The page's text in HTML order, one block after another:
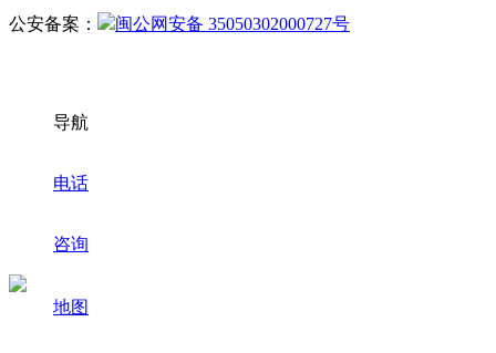
公安备案： 闽公网安备 35050302000727号
导航
电话
咨询
地图